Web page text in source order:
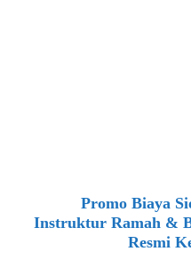
Promo Biaya
Instruktur Ramah &
Resmi